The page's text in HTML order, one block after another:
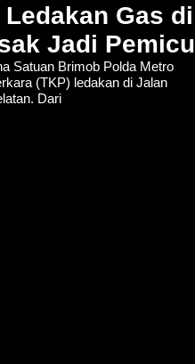
Gas di
Jadi Pemicu
Satuan Brimob Polda Metro
(TKP) ledakan di Jalan
Dari